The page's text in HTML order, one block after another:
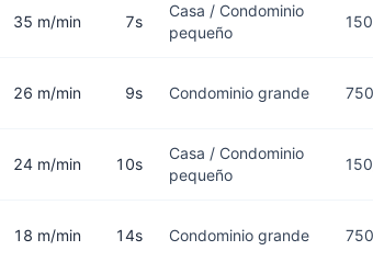
35 m/min 7s
Casa / Condominio
pequeño
26 m/min 9s Condominio grande
24 m/min 10s
Casa / Condominio
pequeño
18 m/min 14s Condominio grande